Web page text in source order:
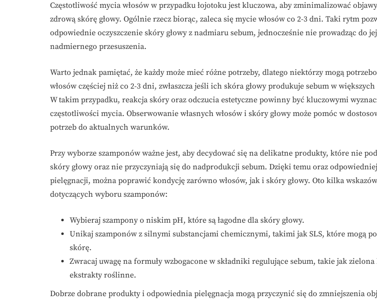
Częstotliwość mycia włosów w przypadku łojotoku jest kluczowa, aby zminimalizować
zdrową skórę głowy. Ogólnie rzecz biorąc, zaleca się mycie włosów co 2-3 dni. Taki rytm
odpowiednie oczyszczenie skóry głowy z nadmiaru sebum, jednocześnie nie prowadząc do jej
nadmiernego przesuszenia.
Warto jednak pamiętać, że każdy może mieć różne potrzeby, dlatego niektórzy mogą
włosów częściej niż co 2-3 dni, zwłaszcza jeśli ich skóra głowy produkuje sebum w
W takim przypadku, reakcja skóry oraz odczucia estetyczne powinny być kluczowymi
częstotliwości mycia. Obserwowanie własnych włosów i skóry głowy może pomóc w
potrzeb do aktualnych warunków.
Przy wyborze szamponów ważne jest, aby decydować się na delikatne produkty, które nie
skóry głowy oraz nie przyczyniają się do nadprodukcji sebum. Dzięki temu oraz odpowiedniej
pielęgnacji, można poprawić kondycję zarówno włosów, jak i skóry głowy. Oto kilka
dotyczących wyboru szamponów:
Wybieraj szampony o niskim pH, które są łagodne dla skóry głowy.
Unikaj szamponów z silnymi substancjami chemicznymi, takimi jak SLS, które mogą
skórę.
Zwracaj uwagę na formuły wzbogacone w składniki regulujące sebum, takie jak zielona
ekstrakty roślinne.
Dobrze dobrane produkty i odpowiednia pielęgnacja mogą przyczynić się do zmniejszenia